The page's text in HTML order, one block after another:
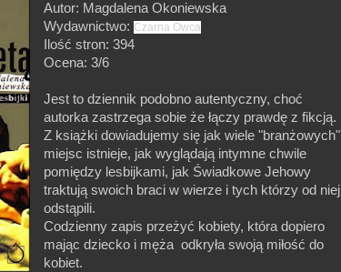
Autor: Magdalena Okoniewska
Wydawnictwo: Czarna Owca
Ilość stron: 394
Ocena: 3/6
Jest to dziennik podobno autentyczny, choć
autorka zastrzega sobie że łączy prawdę z fikcją.
Z książki dowiadujemy się jak wiele "branżowych"
miejsc istnieje, jak wyglądają intymne chwile
pomiędzy lesbijkami, jak Świadkowe Jehowy
traktują swoich braci w wierze i tych którzy od niej
odstąpili.
Codzienny zapis przeżyć kobiety, która dopiero
mając dziecko i męża odkryła swoją miłość do
kobiet.